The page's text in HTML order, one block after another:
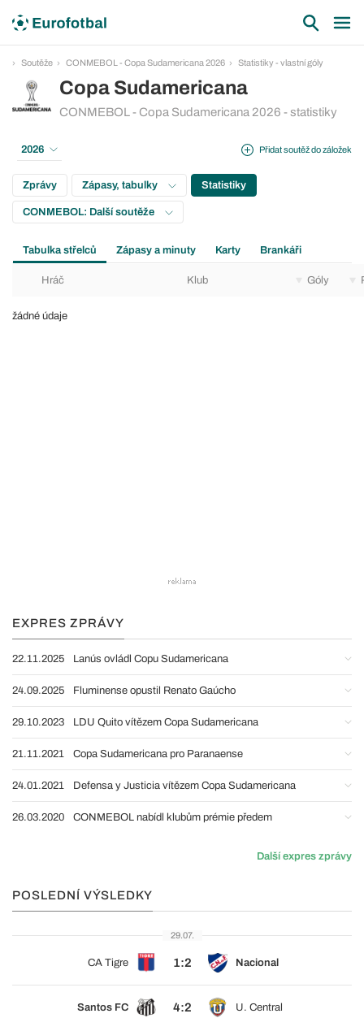
Soutěže CONMEBOL - Copa Sudamericana 2026 Statistiky - vlastní góly
Copa Sudamericana
CONMEBOL - Copa Sudamericana 2026 - statistiky
Přidat soutěž do záložek
2026
Zprávy Zápasy, tabulky Statistiky
CONMEBOL: Další soutěže
Tabulka střelců Zápasy a minuty Karty Brankáři
Hráč Klub Góly
žádné údaje
EXPRES ZPRÁVY
22.11.2025 Lanús ovládl Copu Sudamericana
24.09.2025 Fluminense opustil Renato Gaúcho
29.10.2023 LDU Quito vítězem Copa Sudamericana
21.11.2021 Copa Sudamericana pro Paranaense
24.01.2021 Defensa y Justicia vítězem Copa Sudamericana
26.03.2020 CONMEBOL nabídl klubům prémie předem
Další expres zprávy
POSLEDNÍ VÝSLEDKY
29.07.
CA Tigre 1:2 Nacional
Santos FC 4:2 U. Central